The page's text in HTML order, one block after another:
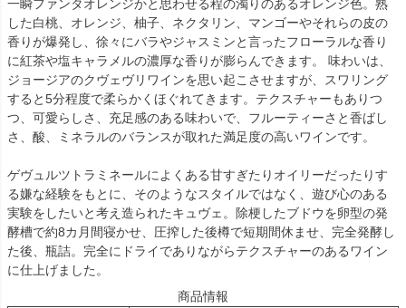
一瞬ファンタオレンジかと思わせる程の濁りのあるオレンジ色。熟
した白桃、オレンジ、柚子、ネクタリン、マンゴーやそれらの皮の
香りが爆発し、徐々にバラやジャスミンと言ったフローラルな香り
に紅茶や塩キャラメルの濃厚な香りが膨らんできます。 味わいは、
ジョージアのクヴェヴリワインを思い起こさせますが、スワリング
すると5分程度で柔らかくほぐれてきます。テクスチャーもありつ
つ、可愛らしさ、充足感のある味わいで、フルーティーさと香ばし
さ、酸、ミネラルのバランスが取れた満足度の高いワインです。
ゲヴュルツトラミネールによくある甘すぎたりオイリーだったりす
る嫌な経験をもとに、そのようなスタイルではなく、遊び心のある
実験をしたいと考え造られたキュヴェ。除梗したブドウを卵型の発
酵槽で約8カ月間寝かせ、圧搾した後樽で短期間休ませ、完全発酵し
た後、瓶詰。完全にドライでありながらテクスチャーのあるワイン
に仕上げました。
商品情報